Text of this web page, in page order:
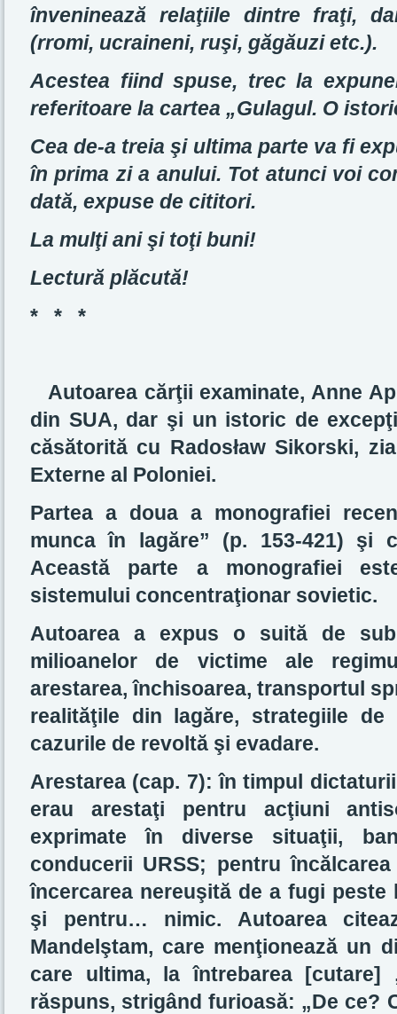
înveninează relaţiile dintre fraţi,
(rromi, ucraineni, ruşi, găgăuzi etc.).
Acestea fiind spuse, trec la
referitoare la cartea „Gulagul. O
Cea de-a treia şi ultima parte va fi
în prima zi a anului. Tot atunci voi
dată, expuse de cititori.
La mulţi ani şi toţi buni!
Lectură plăcută!
* * *
Autoarea cărţii examinate, Anne
din SUA, dar şi un istoric de
căsătorită cu Radosław Sikorski,
Externe al Poloniei.
Partea a doua a monografiei
munca în lagăre” (p. 153-421) şi
Această parte a monografiei
sistemului concentraţionar sovietic.
Autoarea a expus o suită de
milioanelor de victime ale
arestarea, închisoarea, transportul
realităţile din lagăre, strategiile de
cazurile de revoltă şi evadare.
Arestarea (cap. 7): în timpul
erau arestaţi pentru acţiuni
exprimate în diverse situaţii,
conducerii URSS; pentru
încercarea nereuşită de a fugi peste
şi pentru… nimic. Autoarea
Mandelştam, care menţionează un
care ultima, la întrebarea
răspuns, strigând furioasă: „De ce?